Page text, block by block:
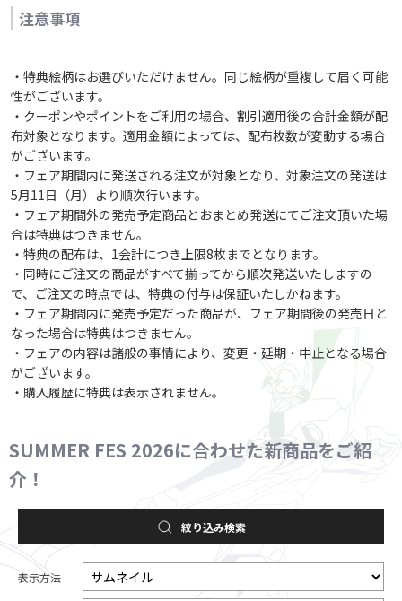
注意事項
・特典絵柄はお選びいただけません。同じ絵柄が重複して届く可能
性がございます。
・クーポンやポイントをご利用の場合、割引適用後の合計金額が配
布対象となります。適用金額によっては、配布枚数が変動する場合
がございます。
・フェア期間内に発送される注文が対象となり、対象注文の発送は
5月11日（月）より順次行います。
・フェア期間外の発売予定商品とおまとめ発送にてご注文頂いた場
合は特典はつきません。
・特典の配布は、1会計につき上限8枚までとなります。
・同時にご注文の商品がすべて揃ってから順次発送いたしますの
で、ご注文の時点では、特典の付与は保証いたしかねます。
・フェア期間内に発売予定だった商品が、フェア期間後の発売日と
なった場合は特典はつきません。
・フェアの内容は諸般の事情により、変更・延期・中止となる場合
がございます。
・購入履歴に特典は表示されません。
SUMMER FES 2026に合わせた新商品をご紹
介！
絞り込み検索
表示方法